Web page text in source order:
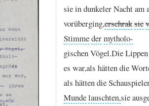
sieindunkelerNachtam
vorüberging,erschraksie
Stimmedermytholo-
gischenVögel.DieLippen
es war,als hättendie
als hättendie
Mundelauschten,sie